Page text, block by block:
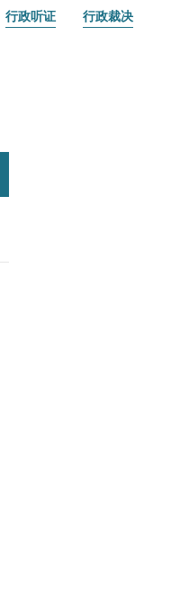
行政听证 行政裁决